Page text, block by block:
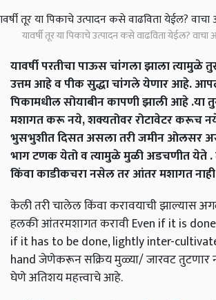
यावर्षी तूर या पिकाचे उत्पादन कसे वाढविता येईल?
यावर्षी परतीचा पाऊस चांगला झाला त्यामुळे
उत्तम आहे व पीक सुद्धा चांगले येणार आहे.
पिकामधील सोयाबीन कापणी झाली आहे .या
मशागत करू नये, शक्यतोवर रोटावेटर करूच
भुसभुशीत दिसत असला तरी जमीन ओलसर
भाग टणक येतो व त्यामुळे मुळी अडचणीत येते .
किंवा काडीकचरा नसेल तर आंतर मशागत नाही
केली तरी चालेल किंवा करावयाची झाल्यास
हलकी आंतरमशागत करावी Even if it is
if it has to be done, lightly inter-
hand जेणेकरून सक्रिय मुळ्या/ जारवट तुटणार
घेणे अतिशय महत्त्वाचे आहे.